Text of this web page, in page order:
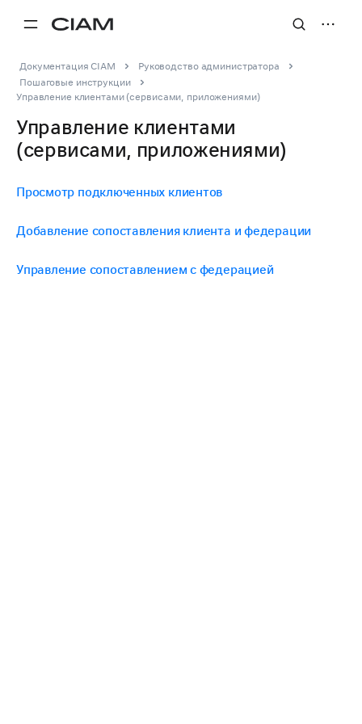
Документация CIAM
Руководство администратора
Пошаговые инструкции
Управление клиентами (сервисами, приложениями)
Управление клиентами
(сервисами, приложениями)
Просмотр подключенных клиентов
Добавление сопоставления клиента и федерации
Управление сопоставлением с федерацией